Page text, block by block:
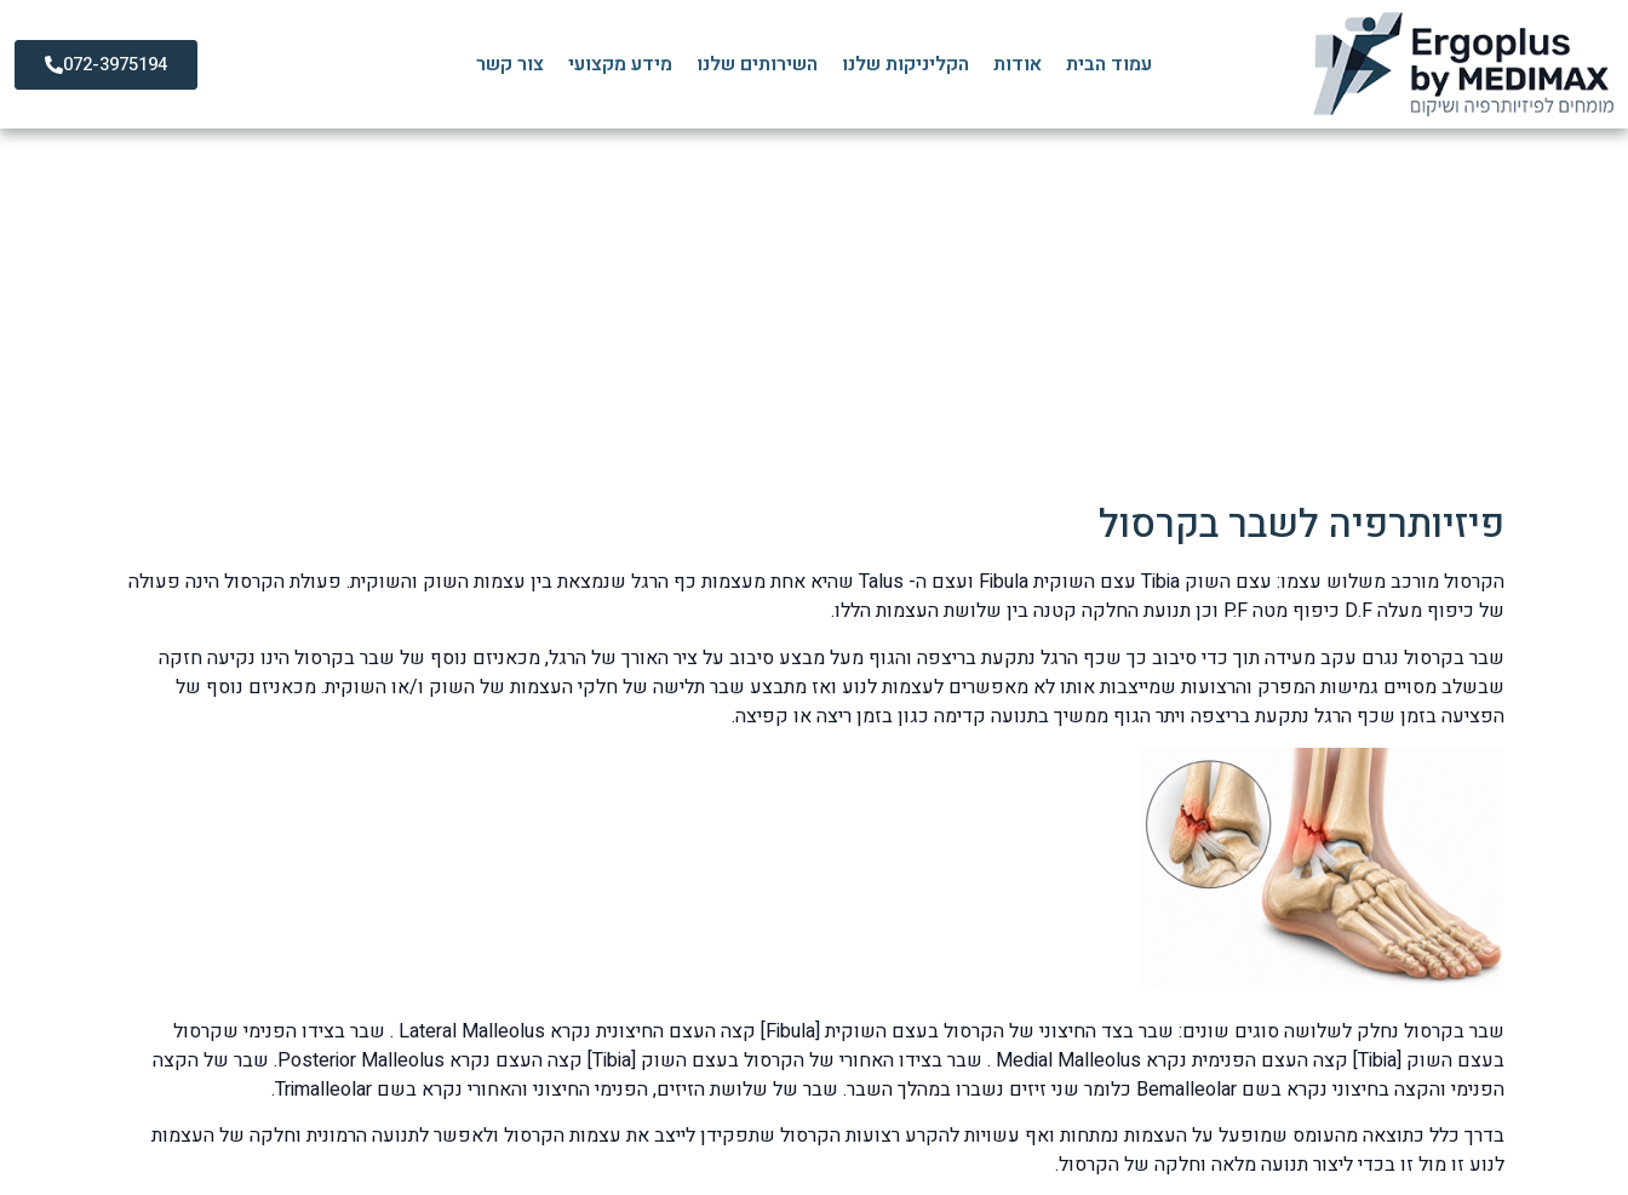
עמוד הבית אודות הקליניקות שלנו השירותים שלנו מידע מקצועי צור קשר 072-3975194
פיזיותרפיה לשבר בקרסול
הקרסול מורכב משלוש עצמו: עצם השוק Tibia עצם השוקית Fibula ועצם ה- Talus שהיא אחת מעצמות כף הרגל שנמצאת בין עצמות השוק והשוקית. פעולת הקרסול הינה פעולה
של כיפוף מעלה D.F כיפוף מטה P.F וכן תנועת החלקה קטנה בין שלושת העצמות הללו.
שבר בקרסול נגרם עקב מעידה תוך כדי סיבוב כך שכף הרגל נתקעת בריצפה והגוף מעל מבצע סיבוב על ציר האורך של הרגל, מכאניזם נוסף של שבר בקרסול הינו נקיעה חזקה
שבשלב מסויים גמישות המפרק והרצועות שמייצבות אותו לא מאפשרים לעצמות לנוע ואז מתבצע שבר תלישה של חלקי העצמות של השוק ו/או השוקית. מכאניזם נוסף של
הפציעה בזמן שכף הרגל נתקעת בריצפה ויתר הגוף ממשיך בתנועה קדימה כגון בזמן ריצה או קפיצה.
שבר בקרסול נחלק לשלושה סוגים שונים: שבר בצד החיצוני של הקרסול בעצם השוקית [Fibula] קצה העצם החיצונית נקרא Lateral Malleolus . שבר בצידו הפנימי שקרסול
בעצם השוק [Tibia] קצה העצם הפנימית נקרא Medial Malleolus . שבר בצידו האחורי של הקרסול בעצם השוק [Tibia] קצה העצם נקרא Posterior Malleolus. שבר של הקצה
הפנימי והקצה בחיצוני נקרא בשם Bemalleolar כלומר שני זיזים נשברו במהלך השבר. שבר של שלושת הזיזים, הפנימי החיצוני והאחורי נקרא בשם Trimalleolar.
בדרך כלל כתוצאה מהעומס שמופעל על העצמות נמתחות ואף עשויות להקרע רצועות הקרסול שתפקידן לייצב את עצמות הקרסול ולאפשר לתנועה הרמונית וחלקה של העצמות
לנוע זו מול זו בכדי ליצור תנועה מלאה וחלקה של הקרסול.